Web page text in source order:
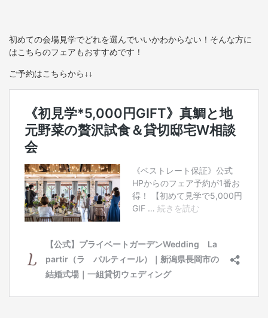
初めての会場見学でどれを選んでいいかわからない！そんな方に
はこちらのフェアもおすすめです！
ご予約はこちらから↓↓